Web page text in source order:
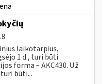
laikotarpius,
1 d., turi būti
forma – AKC430. Už
būti...